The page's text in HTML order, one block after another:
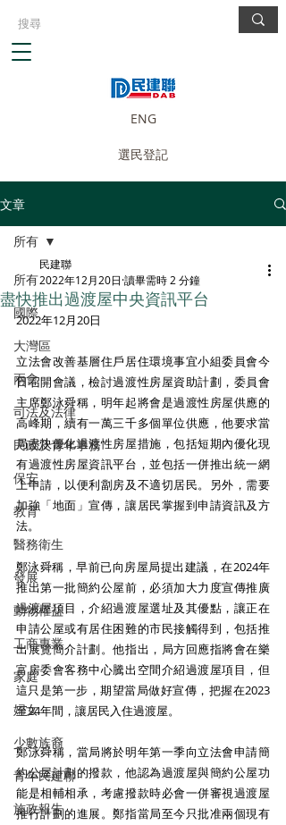
ENG
選民登記
文章
所有
國際
大灣區
兩會
司法及法律
民政及青年事務
保安
教育
醫務衛生
發展
動物權益
工商專業
家庭
婦女
少數族裔
青年民建聯
施政報告
所有
盡快推出過渡屋中央資訊平台
民建聯
2022年12月20日 讀畢需時 2 分鐘
2022年12月20日
立法會改善基層住戶居住環境事宜小組委員會今
日召開會議，檢討過渡性房屋資助計劃，委員會
主席鄭泳舜稱，明年起將會是過渡性房屋供應的
高峰期，續有一萬三千多個單位供應，他要求當
局盡快優化過渡性房屋措施，包括短期內優化現
有過渡性房屋資訊平台，並包括一併推出統一網
上申請，以便利劏房及不適切居民。另外，需要
加強「地面」宣傳，讓居民掌握到申請資訊及方
法。
鄭泳舜稱，早前已向房屋局提出建議，在2024年
推出第一批簡約公屋前，必須加大力度宣傳推廣
過渡屋項目，介紹過渡屋選址及其優點，讓正在
申請公屋或有居住困難的市民接觸得到，包括推
出展覽簡介計劃。他指出，局方回應指將會在樂
富房委會客務中心騰出空間介紹過渡屋項目，但
這只是第一步，期望當局做好宣傳，把握在2023
至24年間，讓居民入住過渡屋。
鄭泳舜稱，當局將於明年第一季向立法會申請簡
約公屋計劃的撥款，他認為過渡屋與簡約公屋功
能是相輔相承，考慮撥款時必會一併審視過渡屋
推行計劃的進展。鄭指當局至今只批准兩個現有